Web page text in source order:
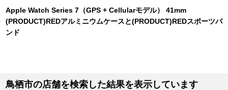
Apple Watch Series 7（GPS + Cellularモデル） 41mm
(PRODUCT)REDアルミニウムケースと(PRODUCT)REDスポーツバ
ンド
鳥栖市の店舗を検索した結果を表示しています